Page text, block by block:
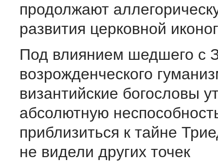
продолжают
развития церковной
Под влиянием шедшего с
возрожденческого
византийские богословы
абсолютную
приблизиться к тайне
не видели других точек